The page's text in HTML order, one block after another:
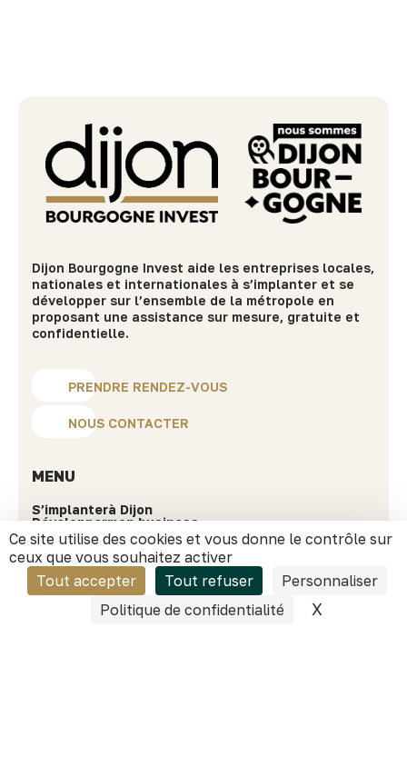
Ce site utilise des cookies et vous donne le contrôle sur
ceux que vous souhaitez activer
Tout accepter
Tout refuser
Personnaliser
Politique de confidentialité
X
Dijon Bourgogne Invest aide les entreprises locales,
nationales et internationales à s’implanter et se
développer sur l’ensemble de la métropole en
proposant une assistance sur mesure, gratuite et
confidentielle.
PRENDRE RENDEZ-VOUS
NOUS CONTACTER
MENU
S’implanterà Dijon
Développermon business
Investirsur le territoire
ChoisirDijon
Ressources
Success stories
Nos secteurs phares